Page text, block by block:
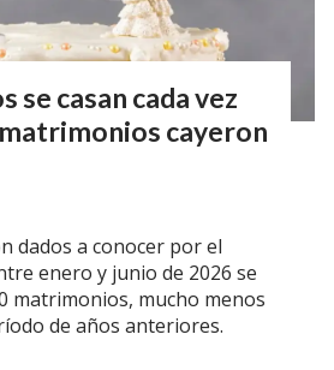
se casan cada vez
cayeron
dados a conocer por el
enero y junio de 2026 se
matrimonios, mucho menos
de años anteriores.